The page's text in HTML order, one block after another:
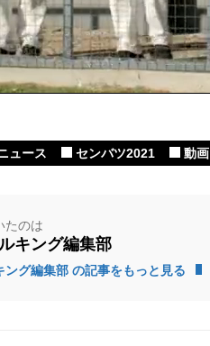
ュース センバツ2021 動画
たのは
キング編集部
ング編集部 の記事をもっと見る